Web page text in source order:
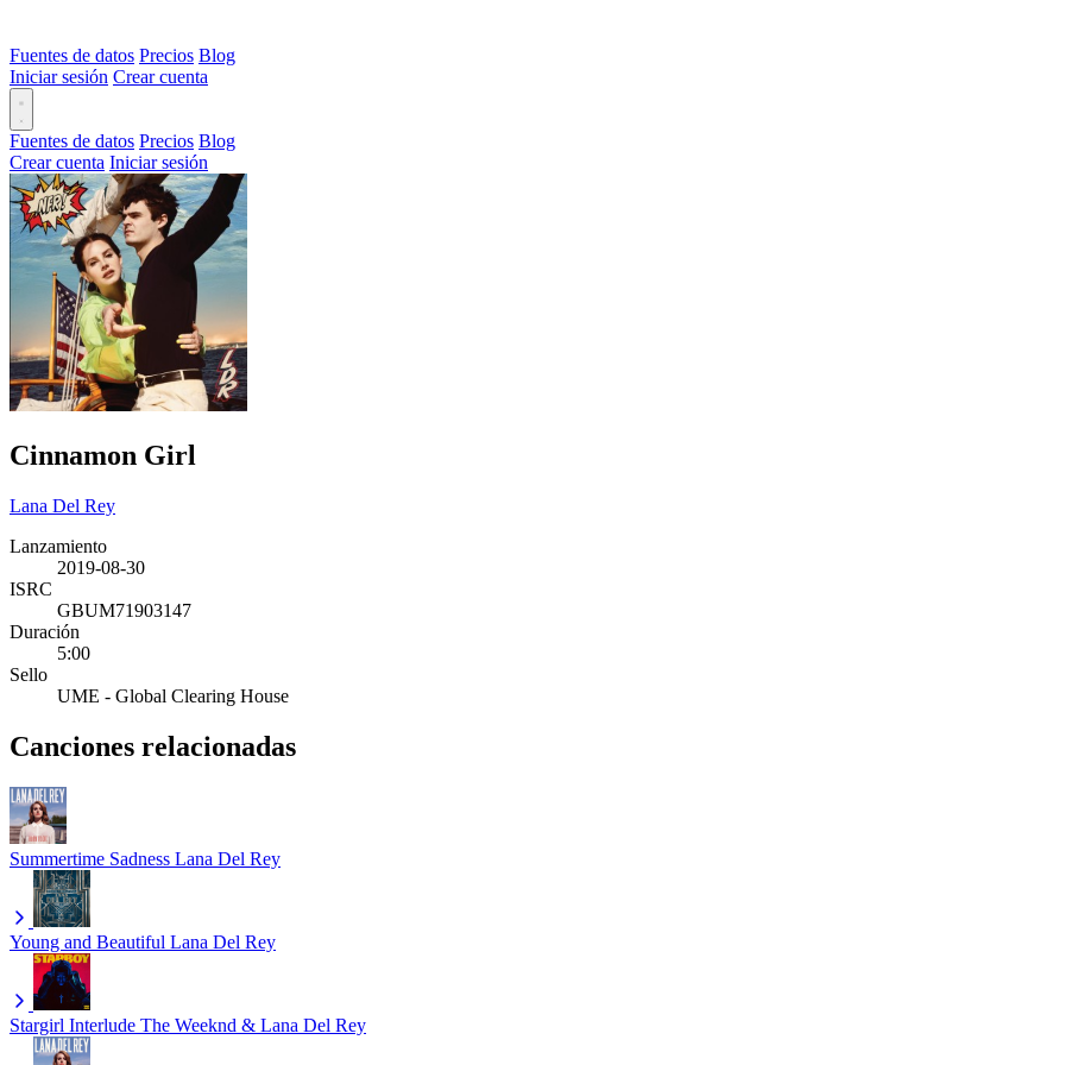
Fuentes de datos Precios Blog
Iniciar sesión Crear cuenta
Fuentes de datos Precios Blog
Crear cuenta Iniciar sesión
Cinnamon Girl
Lana Del Rey
Lanzamiento
2019-08-30
ISRC
GBUM71903147
Duración
5:00
Sello
UME - Global Clearing House
Canciones relacionadas
Summertime Sadness Lana Del Rey
Young and Beautiful Lana Del Rey
Stargirl Interlude The Weeknd & Lana Del Rey